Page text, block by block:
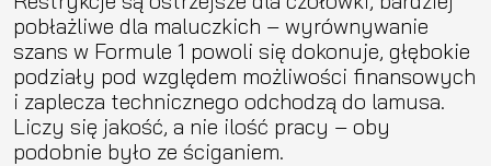
pobłażliwe dla maluczkich – wyrównywanie
szans w Formule 1 powoli się dokonuje, głębokie
podziały pod względem możliwości finansowych
i zaplecza technicznego odchodzą do lamusa.
Liczy się jakość, a nie ilość pracy – oby
podobnie było ze ściganiem.